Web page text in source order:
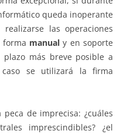
queda inoperante
las operaciones
forma manual y en soporte
más breve posible a
se utilizará la firma
de imprecisa: ¿cuáles
imprescindibles? ¿el